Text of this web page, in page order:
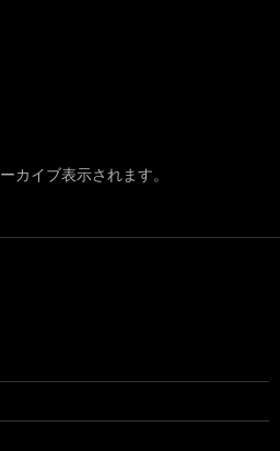
カイブ表示されます。